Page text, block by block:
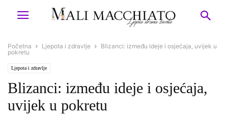
Početna Ljepota i zdravlje
Blizanci: između ideje i osjećaja, uvijek u
pokretu
Ljepota i zdravlje
Blizanci: između ideje i osjećaja,
uvijek u pokretu